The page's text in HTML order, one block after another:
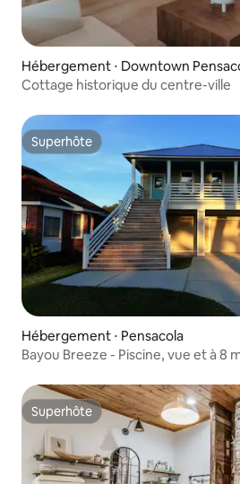
Hébergement ⋅ Downtown
Cottage historique du centre-ville
Superhôte
Superhôte
Hébergement ⋅ Pensacola
Bayou Breeze - Piscine, vue et à 8
Superhôte
Superhôte